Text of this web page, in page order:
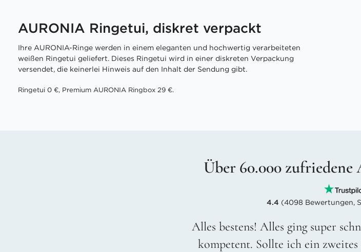
AURONIA Ringetui, diskret verpackt
Ihre AURONIA-Ringe werden in einem eleganten und hochwertig verarbeiteten
weißen Ringetui geliefert. Dieses Ringetui wird in einer diskreten Verpackung
versendet, die keinerlei Hinweis auf den Inhalt der Sendung gibt.
Ringetui 0 €, Premium AURONIA Ringbox 29 €.
Über 60.000
4.4 (4098 Bewertungen,
Alles bestens! Alles ging super
kompetent. Sollte ich ein